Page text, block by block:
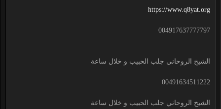
https://www.q8yat.org
004917637777797
الشيخ الروحاني جلب الحبيب و خلال ساعة
00491634511222
الشيخ الروحاني جلب الحبيب و خلال ساعة